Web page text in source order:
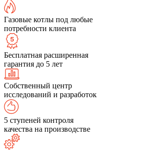
Газовые котлы под любые
потребности клиента
Бесплатная расширенная
гарантия до 5 лет
Собственный центр
исследований и разработок
5 ступеней контроля
качества на производстве